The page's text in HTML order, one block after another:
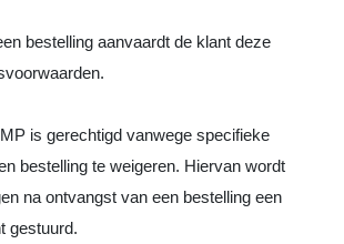
bestelling aanvaardt de klant deze
is gerechtigd vanwege specifieke
bestelling te weigeren. Hiervan wordt
na ontvangst van een bestelling een
gestuurd.